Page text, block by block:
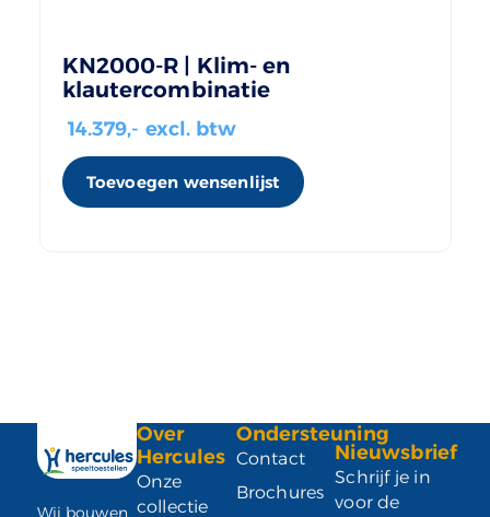
KN2000-R | Klim- en
klautercombinatie
14.379,- excl. btw
Toevoegen wensenlijst
Wij bouwen
Over
Hercules
Onze
collectie
Ondersteuning
Contact
Brochures
Nieuwsbrief
Schrijf je in
voor de